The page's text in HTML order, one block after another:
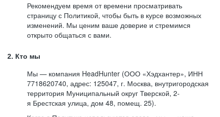
Рекомендуем время от времени просматривать
страницу с Политикой, чтобы быть в курсе возможных
изменений. Мы ценим ваше доверие и стремимся
открыто общаться с вами.
2. Кто мы
Мы — компания HeadHunter (ООО «Хэдхантер», ИНН
7718620740, адрес: 125047, г. Москва, внутригородская
территория Муниципальный округ Тверской, 2-
я Брестская улица, дом 48, помещ. 25).